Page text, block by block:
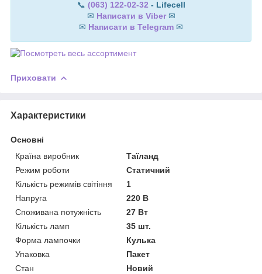
📞 (063) 122-02-32 - Lifecell
✉ Написати в Viber ✉
✉ Написати в Telegram ✉
Приховати
Характеристики
Основні
Країна виробник
Таїланд
Режим роботи
Статичний
Кількість режимів світіння
1
Напруга
220 В
Споживана потужність
27 Вт
Кількість ламп
35 шт.
Форма лампочки
Кулька
Упаковка
Пакет
Стан
Новий